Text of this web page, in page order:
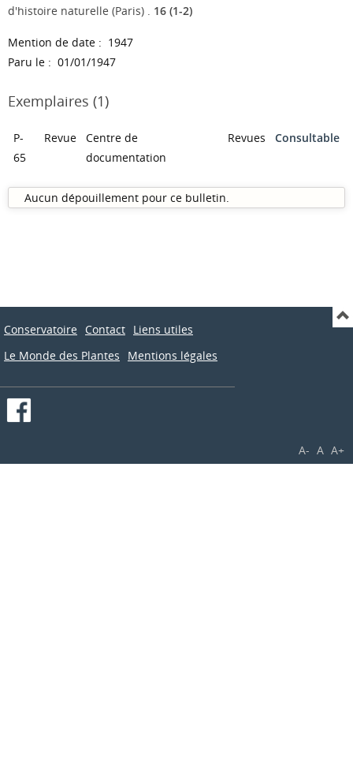
d'histoire naturelle (Paris) . 16 (1-2)
Mention de date : 1947
Paru le : 01/01/1947
Exemplaires (1)
P-
65
Revue
Centre de
documentation
Revues Consultable
Aucun dépouillement pour ce bulletin.
Conservatoire Contact Liens utiles
Le Monde des Plantes
Mentions légales
A- A A+